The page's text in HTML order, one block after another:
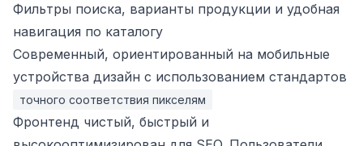
Фильтры поиска, варианты продукции и удобная
навигация по каталогу
Современный, ориентированный на мобильные
устройства дизайн с использованием стандартов
точного соответствия пикселям
Фронтенд чистый, быстрый и